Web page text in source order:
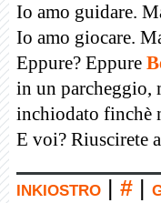
Io amo guidare.
Io amo giocare.
Eppure? Eppure
in un parcheggio,
inchiodato finchè
E voi? Riuscirete
inkiostro #